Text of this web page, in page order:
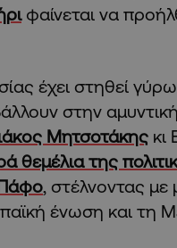
φαίνεται να
έχει στηθεί
στην
Μητσοτάκης κι
θεμέλια της
, στέλνοντας με
ένωση και τη